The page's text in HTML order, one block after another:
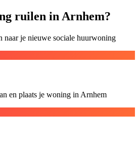
ruilen in Arnhem?
naar je nieuwe sociale huurwoning
en plaats je woning in Arnhem